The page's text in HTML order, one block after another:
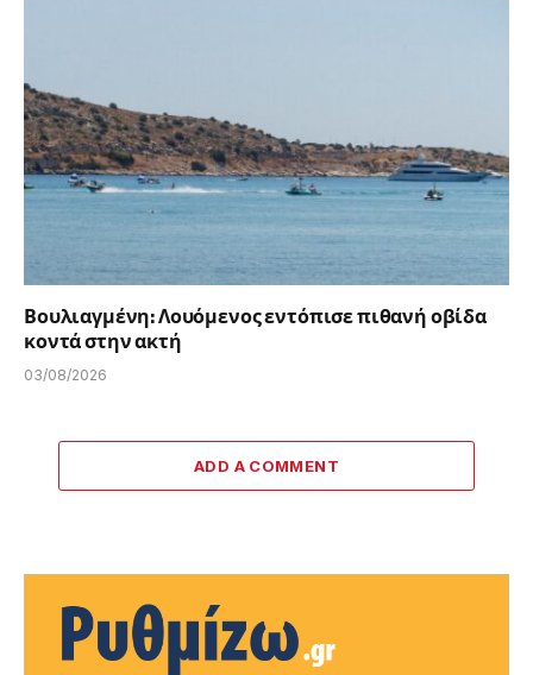
Βουλιαγμένη: Λουόμενος εντόπισε πιθανή οβίδα
κοντά στην ακτή
03/08/2026
ADD A COMMENT